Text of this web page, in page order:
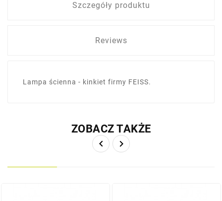
Szczegóły produktu
Reviews
Lampa ścienna - kinkiet firmy FEISS.
ZOBACZ TAKŻE
 